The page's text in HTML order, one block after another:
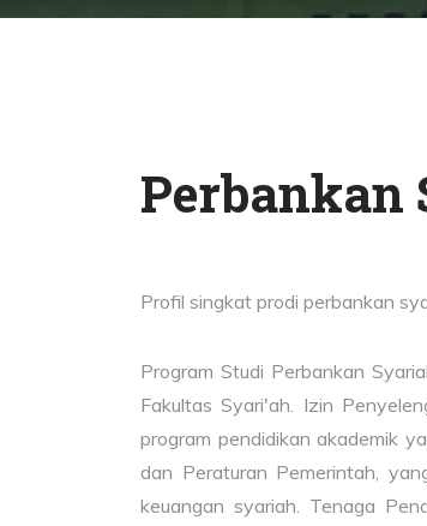
Perbankan
Profil singkat prodi perbankan
Program Studi Perbankan
Fakultas Syari'ah. Izin
program pendidikan akademik
dan Peraturan Pemerintah,
keuangan syariah. Tenaga